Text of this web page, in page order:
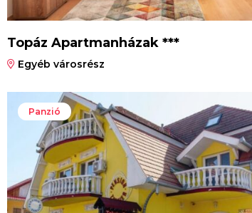
Topáz Apartmanházak ***
Egyéb városrész
Panzió